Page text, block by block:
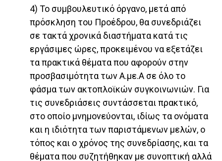
4) Το συμβουλευτικό όργανο, μετά από
πρόσκληση του Προέδρου, θα συνεδριάζει
σε τακτά χρονικά διαστήματα κατά τις
εργάσιμες ώρες, προκειμένου να εξετάζει
τα πρακτικά θέματα που αφορούν στην
προσβασιμότητα των Α.με.Α σε όλο το
φάσμα των ακτοπλοϊκών συγκοινωνιών. Για
τις συνεδριάσεις συντάσσεται πρακτικό,
στο οποίο μνημονεύονται, ιδίως τα ονόματα
και η ιδιότητα των παριστάμενων μελών, ο
τόπος και ο χρόνος της συνεδρίασης, και τα
θέματα που συζητήθηκαν με συνοπτική αλλά